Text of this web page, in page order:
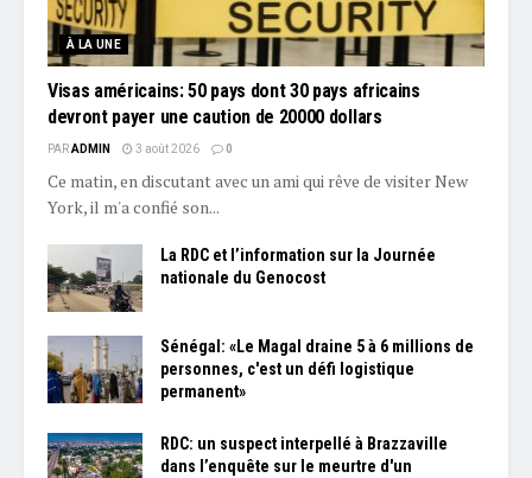
À LA UNE
Visas américains: 50 pays dont 30 pays africains
devront payer une caution de 20000 dollars
PARADMIN 3 août 2026 0
Ce matin, en discutant avec un ami qui rêve de visiter New
York, il m'a confié son...
La RDC et l’information sur la Journée
nationale du Genocost
Sénégal: «Le Magal draine 5 à 6 millions de
personnes, c'est un défi logistique
permanent»
RDC: un suspect interpellé à Brazzaville
dans l’enquête sur le meurtre d'un